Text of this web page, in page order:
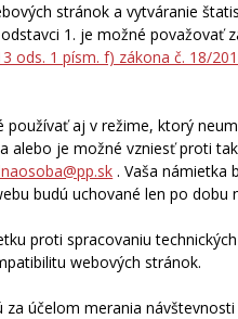
stránok a vytváranie
1. je možné
ods. 1 písm. f) zákona č. 18/
používať aj v režime, ktorý
alebo je možné vzniesť proti
. Vaša námietka
budú uchované len po dobu
proti spracovaniu
webových stránok.
za účelom merania